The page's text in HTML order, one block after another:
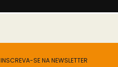
INSCREVA-SE NA NEWSLETTER